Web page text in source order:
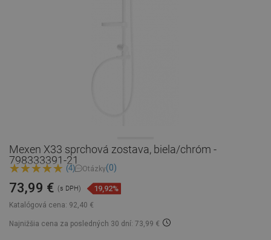
Mexen X33 sprchová zostava, biela/chróm -
798333391-21
(4) Otázky(0)
Katalógová cena: 92,40 €
73,99 € (s DPH) 19,92%
Najnižšia cena za posledných 30 dní: 73,99 €